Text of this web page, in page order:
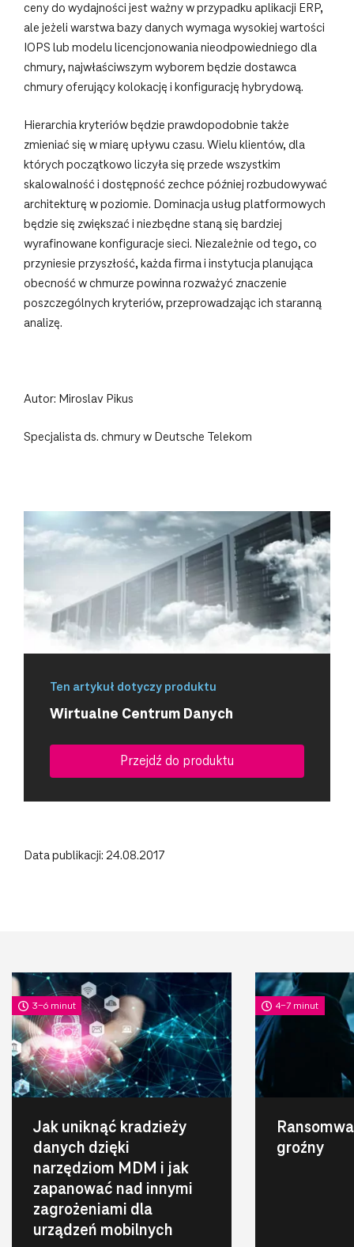
ceny do wydajności jest ważny w przypadku aplikacji ERP,
ale jeżeli warstwa bazy danych wymaga wysokiej wartości
IOPS lub modelu licencjonowania nieodpowiedniego dla
chmury, najwłaściwszym wyborem będzie dostawca
chmury oferujący kolokację i konfigurację hybrydową.
Hierarchia kryteriów będzie prawdopodobnie także
zmieniać się w miarę upływu czasu. Wielu klientów, dla
których początkowo liczyła się przede wszystkim
skalowalność i dostępność zechce później rozbudowywać
architekturę w poziomie. Dominacja usług platformowych
będzie się zwiększać i niezbędne staną się bardziej
wyrafinowane konfiguracje sieci. Niezależnie od tego, co
przyniesie przyszłość, każda firma i instytucja planująca
obecność w chmurze powinna rozważyć znaczenie
poszczególnych kryteriów, przeprowadzając ich staranną
analizę.
Autor: Miroslav Pikus
Specjalista ds. chmury w Deutsche Telekom
Ten artykuł dotyczy produktu
Wirtualne Centrum Danych
Przejdź do produktu
Data publikacji: 24.08.2017
3-6 minut
Jak uniknąć kradzieży
danych dzięki
narzędziom MDM i jak
zapanować nad innymi
zagrożeniami dla
urządzeń mobilnych
4-7 minut
groźny